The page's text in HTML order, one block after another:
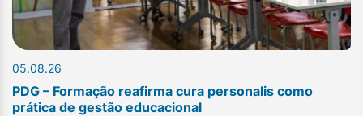
05.08.26
PDG – Formação reafirma cura personalis como
prática de gestão educacional